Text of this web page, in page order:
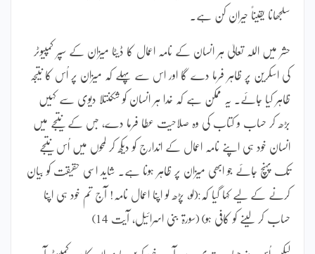
سلجھانا یقیناً حیران کن ہے۔
حشر میں اللہ تعالیٰ ہر انسان کے نامہ اعمال کا ڈیٹا میزان کے سپر کمپیوٹر
کی اسکرین پر ظاہر فرما دے گا اور اس سے پہلے کہ میزان پر اُس کا نتیجہ
ظاہر کیا جائے۔ یہ ممکن ہے کہ خدا ہر انسان کو شکنتلا دیوی سے کہیں
بڑھ کر حساب و کتاب کی وہ صلاحیت عطا فرما دے، جس کے نتیجے میں
انسان خود ہی اپنے نامہ اعمال کے اندارج کو دیکھ کر لمحوں میں اُس نتیجے
تک پہنچ جائے جو ابھی میزان پر ظاہر ہونا ہے۔ شاید اسی حقیقت کو بیان
کرنے کے لیے کہا گیا کہ:(لو، پڑھ لو اپنا اعمال نامہ! آج تم خود ہی اپنا
حساب کر لینے کو کافی ہو) (سورۃ بنی اسرائیل، آیت 14)